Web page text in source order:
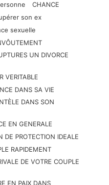
CHANCE
son ex
sexuelle
UN DIVORCE
VERITABLE
DANS SA VIE
DANS SON
EN GENERALE
PROTECTION IDEALE
RAPIDEMENT
DE VOTRE COUPLE
EN PAIX DANS